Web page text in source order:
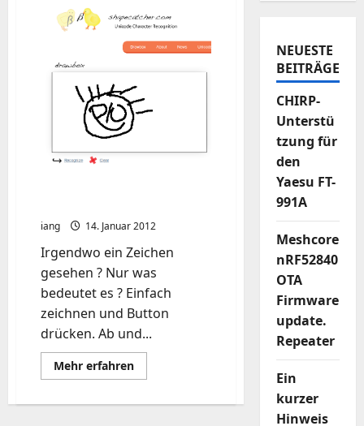
iang 14. Januar 2012
Irgendwo ein Zeichen
gesehen ? Nur was
bedeutet es ? Einfach
zeichnen und Button
drücken. Ab und...
Mehr erfahrenMehr
Informationen
NEUESTE
BEITRÄGE
CHIRP-
Unterstü
tzung für
den
Yaesu FT-
991A
Meshcore
nRF52840
OTA
Firmware
update.
Repeater
Ein
kurzer
Hinweis